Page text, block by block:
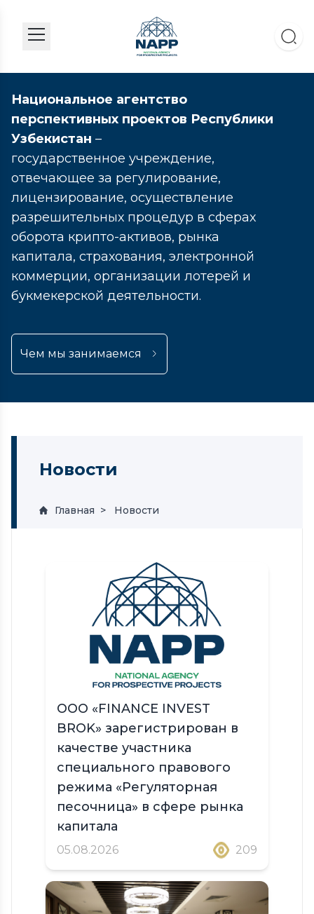
Национальное агентство
перспективных проектов Республики
Узбекистан –
государственное учреждение,
отвечающее за регулирование,
лицензирование, осуществление
разрешительных процедур в сферах
оборота крипто-активов, рынка
капитала, страхования, электронной
коммерции, организации лотерей и
букмекерской деятельности.
Чем мы занимаемся
Новости
Главная Новости
ООО «FINANCE INVEST
BROK» зарегистрирован в
качестве участника
специального правового
режима «Регуляторная
песочница» в сфере рынка
капитала
05.08.2026 209